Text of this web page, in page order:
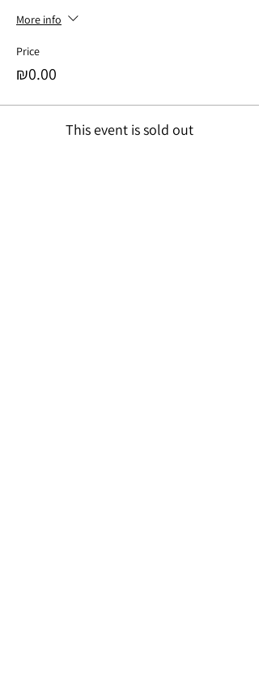
More info
Price
₪0.00
This event is sold out